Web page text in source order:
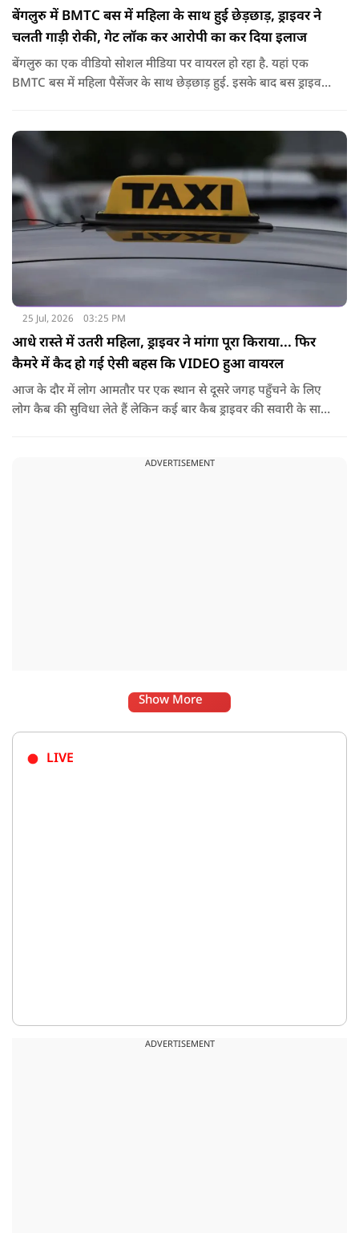
बेंगलुरु में BMTC बस में महिला के साथ हुई छेड़छाड़, ड्राइवर ने
चलती गाड़ी रोकी, गेट लॉक कर आरोपी का कर दिया इलाज
बेंगलुरु का एक वीडियो सोशल मीडिया पर वायरल हो रहा है. यहां एक
BMTC बस में महिला पैसेंजर के साथ छेड़छाड़ हुई. इसके बाद बस ड्राइवर
25 Jul, 2026 03:25 PM
आधे रास्ते में उतरी महिला, ड्राइवर ने मांगा पूरा किराया... फिर
कैमरे में कैद हो गई ऐसी बहस कि VIDEO हुआ वायरल
आज के दौर में लोग आमतौर पर एक स्थान से दूसरे जगह पहुँचने के लिए
लोग कैब की सुविधा लेते हैं लेकिन कई बार कैब ड्राइवर की सवारी के साथ
रास्ते में किसी वजह से उसने अपना प्लान बदल दिया और ड्राइवर से गाड़ी
ADVERTISEMENT
Show More
LIVE
ADVERTISEMENT